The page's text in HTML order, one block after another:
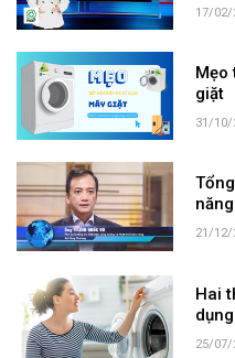
17/02/
Mẹo
giặt
31/10/
21/12/
Hai
25/07/